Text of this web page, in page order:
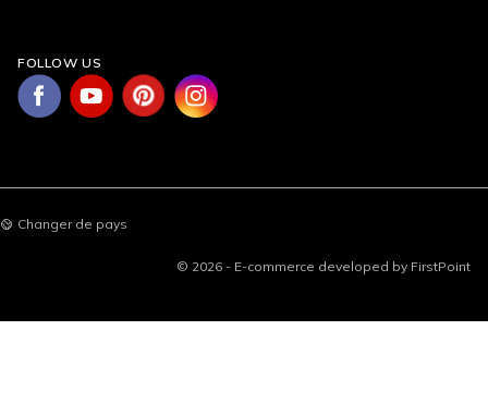
FOLLOW US
Changer de pays
© 2026 - E-commerce developed by FirstPoint